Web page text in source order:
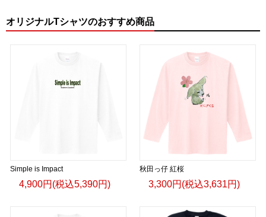
オリジナルTシャツのおすすめ商品
Simple is Impact
4,900円(税込5,390円)
秋田っ仔 紅桜
3,300円(税込3,631円)